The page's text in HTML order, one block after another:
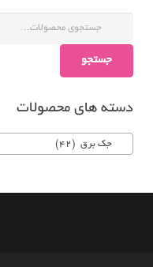
جستجو
دسته های محصولات
جک برق (42)